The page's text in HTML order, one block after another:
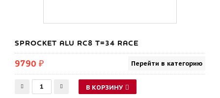
SPROCKET ALU RC8 T=34 RACE
9790 ₽ Перейти в категорию
В КОРЗИНУ